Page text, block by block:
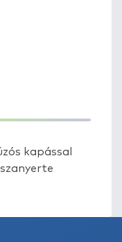
kapással